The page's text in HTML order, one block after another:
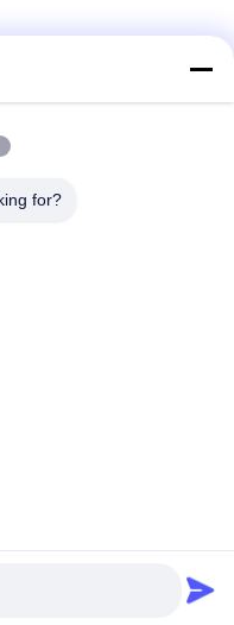
Ltd Tất cả. Tất cả quyền được
for?